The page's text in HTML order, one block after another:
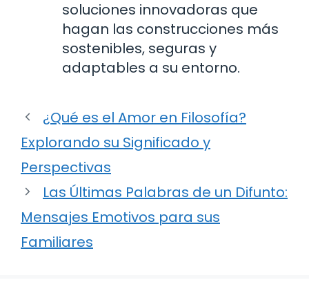
soluciones innovadoras que
hagan las construcciones más
sostenibles, seguras y
adaptables a su entorno.
¿Qué es el Amor en Filosofía?
Explorando su Significado y
Perspectivas
Las Últimas Palabras de un Difunto:
Mensajes Emotivos para sus
Familiares